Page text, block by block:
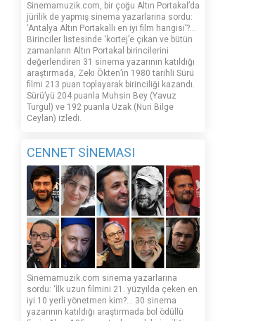
Sinemamuzik.com, bir çoğu Altın Portakal’da
jürilik de yapmış sinema yazarlarına sordu:
‘Antalya Altın Portakallı en iyi film hangisi’?...
Birinciler listesinde ‘kortej’e çıkan ve bütün
zamanların Altın Portakal birincilerini
değerlendiren 31 sinema yazarının katıldığı
araştırmada, Zeki Ökten’in 1980 tarihli Sürü
filmi 213 puan toplayarak birinciliği kazandı.
Sürü’yü 204 puanla Muhsin Bey (Yavuz
Turgul) ve 192 puanla Uzak (Nuri Bilge
Ceylan) izledi.
CENNET SİNEMASI
Sinemamuzik.com sinema yazarlarına
sordu: ‘İlk uzun filmini 21. yüzyılda çeken en
iyi 10 yerli yönetmen kim?... 30 sinema
yazarının katıldığı araştırmada bol ödüllü